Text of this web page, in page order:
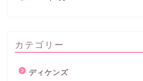
カテゴリー
ディケンズ